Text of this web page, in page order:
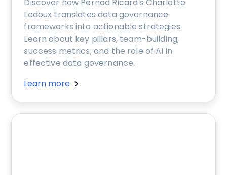
Ledoux translates data governance
frameworks into actionable strategies.
Learn about key pillars, team-building,
success metrics, and the role of AI in
effective data governance.
Learn more